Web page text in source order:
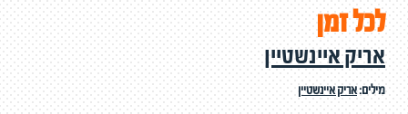
לכל זמן
אריק איינשטיין
מילים:אריק איינשטיין